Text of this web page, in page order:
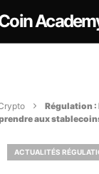
Régulation :
aux
ACTUALITÉS